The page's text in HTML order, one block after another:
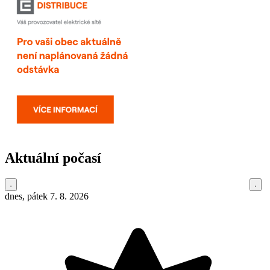
Aktuální počasí
dnes, pátek 7. 8. 2026